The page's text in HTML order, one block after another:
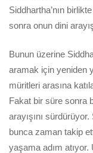
Siddhartha’nın
sonra onun dini
Bunun üzerine
aramak için yeniden
müritleri arasına
Fakat bir süre sonra
arayışını
bunca zaman takip
yaşama adım